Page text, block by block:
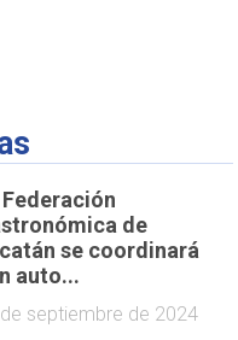
Federación
de
se coordinará
auto...
septiembre de 2024